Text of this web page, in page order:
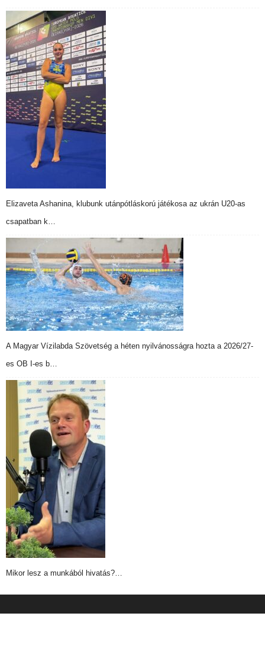
Elizaveta Ashanina, klubunk utánpótláskorú játékosa az ukrán U20-as
csapatban k…
A Magyar Vízilabda Szövetség a héten nyilvánosságra hozta a 2026/27-
es OB I-es b…
Mikor lesz a munkából hivatás?…